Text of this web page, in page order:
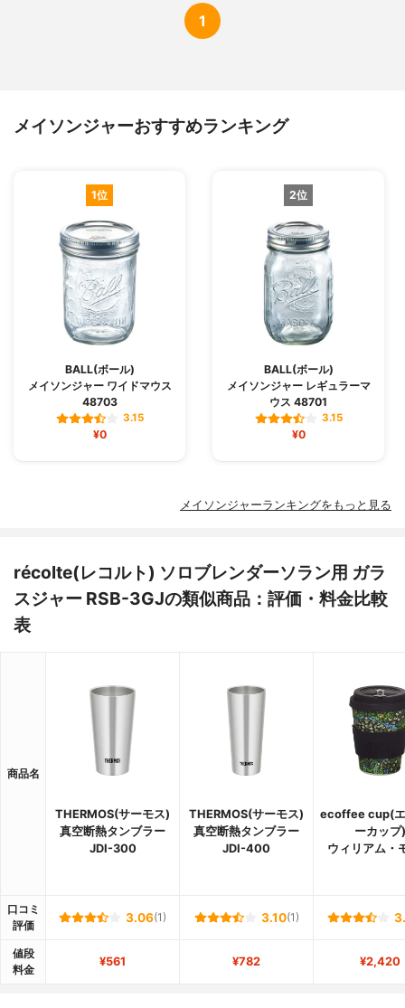
1
メイソンジャーおすすめランキング
1位
BALL(ボール)
メイソンジャー ワイドマウス
48703
3.15
¥0
2位
BALL(ボール)
メイソンジャー レギュラーマ
ウス 48701
3.15
¥0
メイソンジャーランキングをもっと見る
récolte(レコルト) ソロブレンダーソラン用 ガラ
スジャー RSB-3GJの類似商品：評価・料金比較
表
商品名
THERMOS(サーモス)
真空断熱タンブラー
JDI-300
THERMOS(サーモス)
真空断熱タンブラー
JDI-400
ecoffee cup(
ーカップ)
ウィリアム・
口コミ
評価
3.06(1) 3.10(1)
値段
料金
¥561 ¥782 ¥2,420